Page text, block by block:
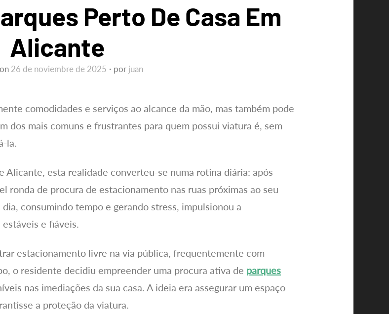
Perto De Casa Em
Alicante
26 de noviembre de 2025 por juan
comodidades e serviços ao alcance da mão, mas também pode
dos mais comuns e frustrantes para quem possui viatura é, sem
la.
Alicante, esta realidade converteu-se numa rotina diária: após
ronda de procura de estacionamento nas ruas próximas ao seu
consumindo tempo e gerando stress, impulsionou a
e fiáveis.
estacionamento livre na via pública, frequentemente com
o residente decidiu empreender uma procura ativa de parques
nas imediações da sua casa. A ideia era assegurar um espaço
a proteção da viatura.